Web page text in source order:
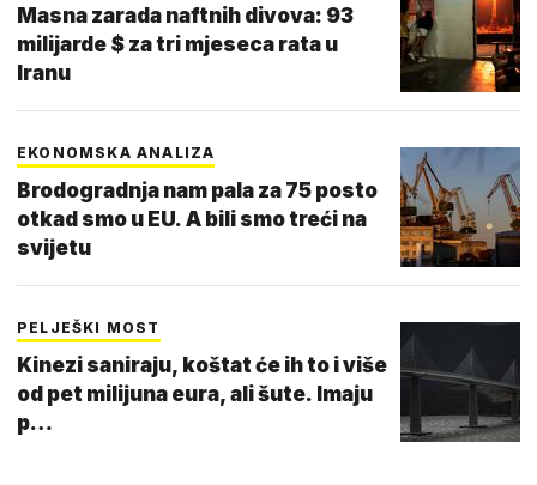
Masna zarada naftnih divova: 93
milijarde $ za tri mjeseca rata u
Iranu
EKONOMSKA ANALIZA
Brodogradnja nam pala za 75 posto
otkad smo u EU. A bili smo treći na
svijetu
PELJEŠKI MOST
Kinezi saniraju, koštat će ih to i više
od pet milijuna eura, ali šute. Imaju
p…